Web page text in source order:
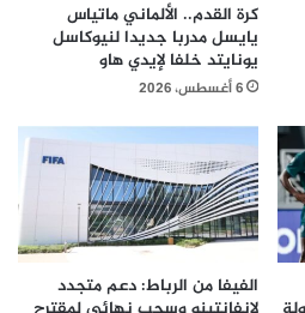
كرة القدم.. الألماني ماتياس
يايسل مدربا جديدا لنيوكاسل
يونايتد خلفا لإيدي هاو
6 أغسطس، 2026
الفيفا من الرباط: دعم متجدد